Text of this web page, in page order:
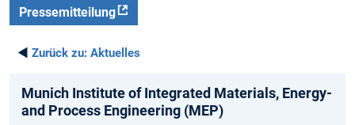
Pressemitteilung
◄ Zurück zu: Aktuelles
Munich­ Institute­ of Integrated­ Materials­, Energy­
and­ Process­ Engineering­ (MEP)